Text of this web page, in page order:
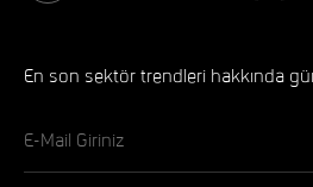
En son sektör trendleri hakkında